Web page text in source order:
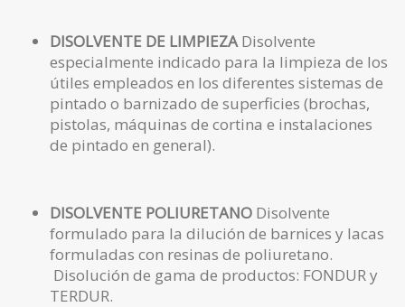
DISOLVENTE DE LIMPIEZADisolvente
especialmente indicado para la limpieza de los
útiles empleados en los diferentes sistemas de
pintado o barnizado de superficies (brochas,
pistolas, máquinas de cortina e instalaciones
de pintado en general).
DISOLVENTE POLIURETANO Disolvente
formulado para la dilución de barnices y lacas
formuladas con resinas de poliuretano.
Disolución de gama de productos: FONDUR y
TERDUR.